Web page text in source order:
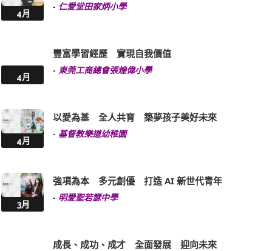
4月
- 仁愛堂田家炳小學
4月
豐富學習經歷 實現自我價值
- 東莞工商總會張煌偉小學
4月
以愛為基 全人共育 築夢孩子美好未來
- 基督教樂道幼稚園
3月
強項為本 多元創優 打造 AI 新世代青年
- 明愛聖若瑟中學
成長、成功、成才 全面發展 迎向未來